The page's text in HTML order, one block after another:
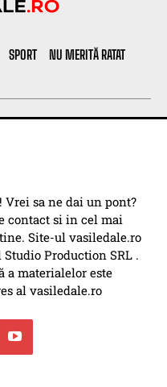
SPORT
NU MERITĂ RATAT
sa ne dai un pont?
contact si in cel mai
Site-ul vasiledale.ro
Production SRL .
a materialelor este
al vasiledale.ro